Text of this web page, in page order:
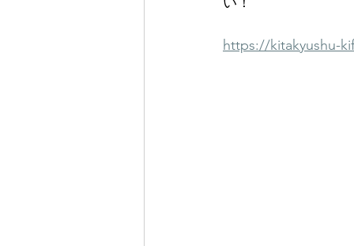
https://kitakyushu-